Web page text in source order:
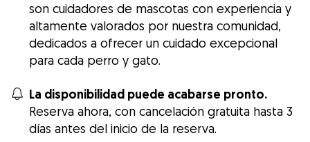
son cuidadores de mascotas con experiencia y
altamente valorados por nuestra comunidad,
dedicados a ofrecer un cuidado excepcional
para cada perro y gato.
La disponibilidad puede acabarse pronto.
Reserva ahora, con cancelación gratuita hasta 3
días antes del inicio de la reserva.